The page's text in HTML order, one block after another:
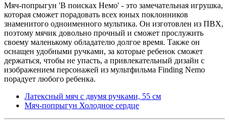
Мяч-попрыгун 'В поисках Немо' - это замечательная игрушка,
которая сможет порадовать всех юных поклонников
знаменитого одноименного мультика. Он изготовлен из ПВХ,
поэтому мячик довольно прочный и сможет прослужить
своему маленькому обладателю долгое время. Также он
оснащен удобными ручками, за которые ребенок сможет
держаться, чтобы не упасть, а привлекательный дизайн с
изображением персонажей из мультфильма Finding Nemo
порадует любого ребенка.
Латексный мяч с двумя ручками, 55 см
Мяч-попрыгун Холодное сердце